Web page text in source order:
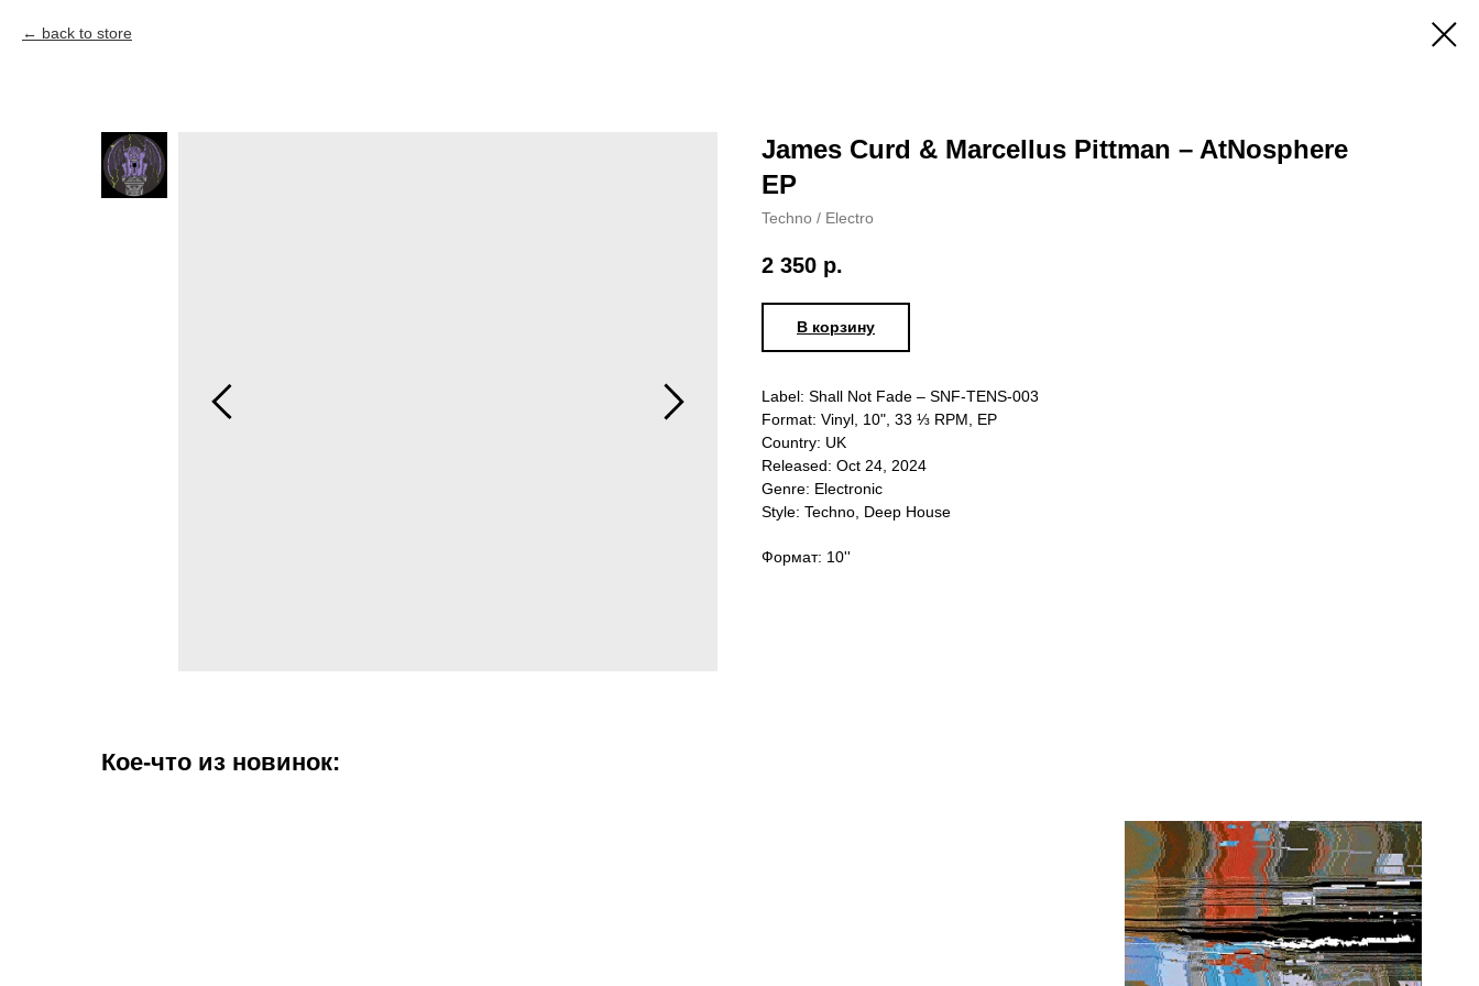
back to store
James Curd & Marcellus Pittman – AtNosphere
EP
Techno / Electro
2 350 р.
В корзину
Label: Shall Not Fade – SNF-TENS-003
Format: Vinyl, 10", 33 ⅓ RPM, EP
Country: UK
Released: Oct 24, 2024
Genre: Electronic
Style: Techno, Deep House
Формат: 10''
Кое-что из новинок: